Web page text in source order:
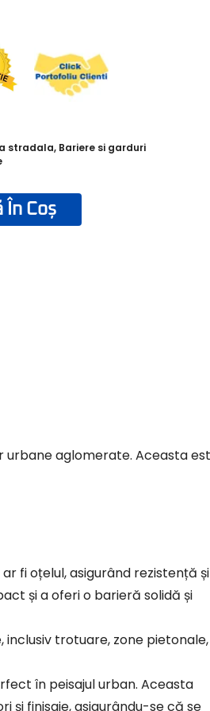
stradala, Bariere si garduri
În Coș
fi oțelul, asigurând rezistență și
și a oferi o barieră solidă și
trotuare, zone pietonale,
în peisajul urban. Aceasta
și finisaje, asigurându-se că se